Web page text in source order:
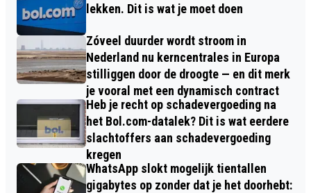
lekken. Dit is wat je moet doen
Zóveel duurder wordt stroom in
Nederland nu kerncentrales in Europa
stilliggen door de droogte — en dit merk
je vooral met een dynamisch contract
Heb je recht op schadevergoeding na
het Bol.com-datalek? Dit is wat eerdere
slachtoffers aan schadevergoeding
kregen
WhatsApp slokt mogelijk tientallen
gigabytes op zonder dat je het doorhebt: